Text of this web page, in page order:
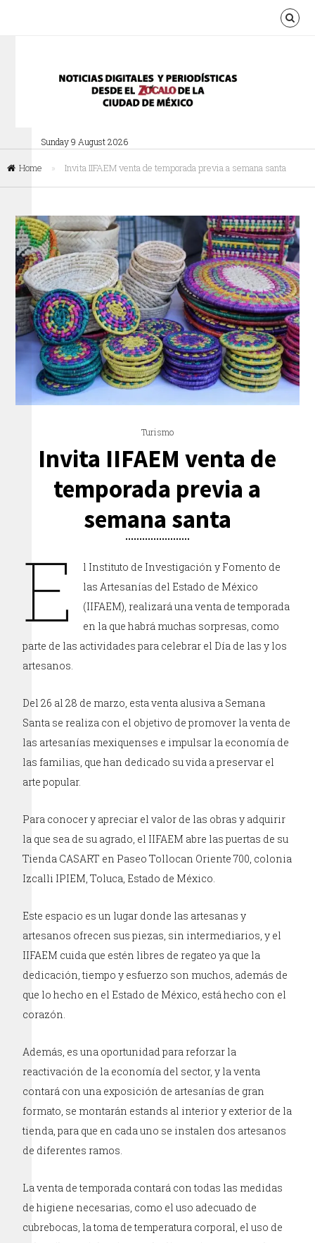
Sunday 9 August 2026
Home » Invita IIFAEM venta de temporada previa a semana santa
Turismo
Invita IIFAEM venta de
temporada previa a
semana santa
E
l Instituto de Investigación y Fomento de
las Artesanías del Estado de México
(IIFAEM), realizará una venta de temporada
en la que habrá muchas sorpresas, como
parte de las actividades para celebrar el Día de las y los
artesanos.
Del 26 al 28 de marzo, esta venta alusiva a Semana
Santa se realiza con el objetivo de promover la venta de
las artesanías mexiquenses e impulsar la economía de
las familias, que han dedicado su vida a preservar el
arte popular.
Para conocer y apreciar el valor de las obras y adquirir
la que sea de su agrado, el IIFAEM abre las puertas de su
Tienda CASART en Paseo Tollocan Oriente 700, colonia
Izcalli IPIEM, Toluca, Estado de México.
Este espacio es un lugar donde las artesanas y
artesanos ofrecen sus piezas, sin intermediarios, y el
IIFAEM cuida que estén libres de regateo ya que la
dedicación, tiempo y esfuerzo son muchos, además de
que lo hecho en el Estado de México, está hecho con el
corazón.
Además, es una oportunidad para reforzar la
reactivación de la economía del sector, y la venta
contará con una exposición de artesanías de gran
formato, se montarán estands al interior y exterior de la
tienda, para que en cada uno se instalen dos artesanos
de diferentes ramos.
La venta de temporada contará con todas las medidas
de higiene necesarias, como el uso adecuado de
cubrebocas, la toma de temperatura corporal, el uso de